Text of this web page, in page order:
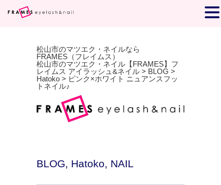
松山市のマツエク・ネイルなら
FRAMES（フレイムス）
松山市のマツエク・ネイル【FRAMES】フ
レイムス アイラッシュ&ネイル > BLOG >
Hatoko > ピンク×ホワイト ニュアンスフッ
トネイル♪
BLOG, Hatoko, NAIL